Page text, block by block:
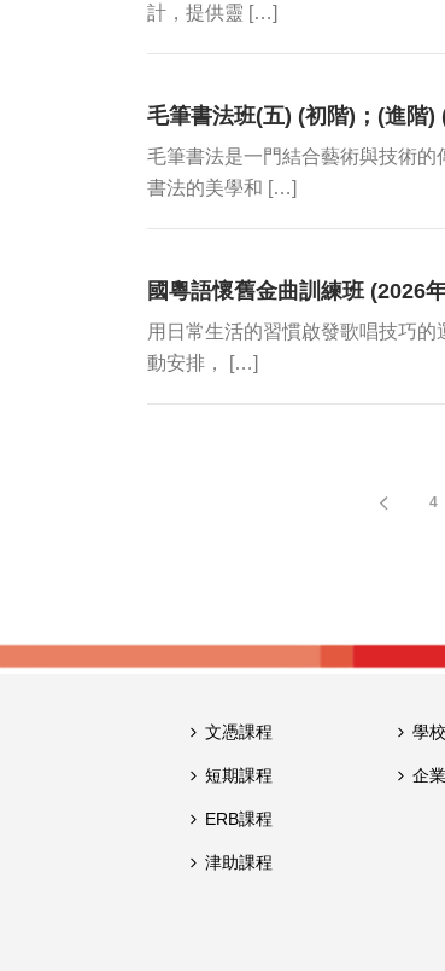
計，提供靈 […]
毛筆書法班(五) (初階)；(進階)
毛筆書法是一門結合藝術與技術
書法的美學和 […]
國粵語懷舊金曲訓練班 (2026
用日常生活的習慣啟發歌唱技巧
動安排， […]
4
文憑課程
短期課程
ERB課程
津助課程
學
企